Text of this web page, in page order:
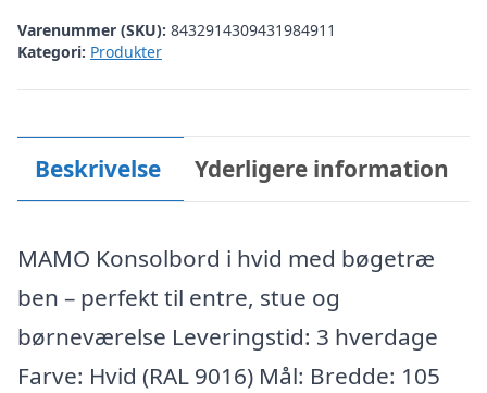
Varenummer (SKU): 8432914309431984911
Kategori: Produkter
Beskrivelse Yderligere information
MAMO Konsolbord i hvid med bøgetræ
ben – perfekt til entre, stue og
børneværelse Leveringstid: 3 hverdage
Farve: Hvid (RAL 9016) Mål: Bredde: 105